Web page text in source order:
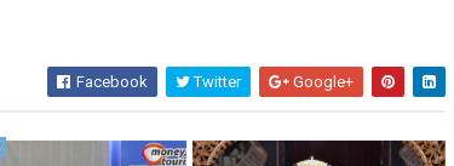
Facebook Twitter Google+